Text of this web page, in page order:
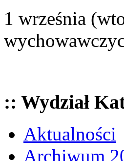
1 września
:: Wydział
Aktualności
Archiwum